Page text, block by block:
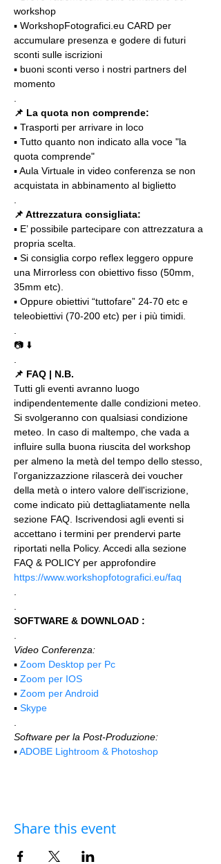
workshop
▪️ WorkshopFotografici.eu CARD per
accumulare presenza e godere di futuri
sconti sulle iscrizioni
▪️ buoni sconti verso i nostri partners del
momento
📌 La quota non comprende:
▪️ Trasporti per arrivare in loco
▪️ Tutto quanto non indicato alla voce "la
quota comprende"
▪️ Aula Virtuale in video conferenza se non
acquistata in abbinamento al biglietto
📌 Attrezzatura consigliata:
▪️ E’ possibile partecipare con attrezzatura a
propria scelta.
▪️ Si consiglia corpo reflex leggero oppure
una Mirrorless con obiettivo fisso (50mm,
35mm etc).
▪️ Oppure obiettivi “tuttofare” 24-70 etc e
teleobiettivi (70-200 etc) per i più timidi.
📷 ⬇️
📌 FAQ | N.B.
Tutti gli eventi avranno luogo
indipendentemente dalle condizioni meteo.
Si svolgeranno con qualsiasi condizione
meteo. In caso di maltempo, che vada a
influire sulla buona riuscita del workshop
per almeno la metà del tempo dello stesso,
l'organizzazzione rilascerà dei voucher
della metà o intero valore dell'iscrizione,
come indicato più dettagliatamente nella
sezione FAQ. Iscrivendosi agli eventi si
accettano i termini per prendervi parte
riportati nella Policy. Accedi alla sezione
FAQ & POLICY per approfondire
https://www.workshopfotografici.eu/faq
SOFTWARE & DOWNLOAD :
Video Conferenza:
▪️ Zoom Desktop per Pc
▪️ Zoom per IOS
▪️ Zoom per Android
▪️ Skype
Software per la Post-Produzione:
▪️ ADOBE Lightroom & Photoshop
Share this event